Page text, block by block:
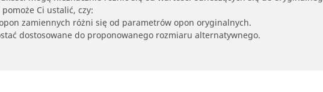
Ci ustalić, czy:
zamiennych różni się od parametrów opon oryginalnych.
dostosowane do proponowanego rozmiaru alternatywnego.